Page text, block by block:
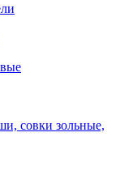
совки зольные,